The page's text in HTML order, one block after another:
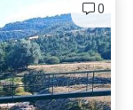
0